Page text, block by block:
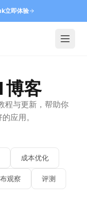
立即体验
客
程与更新，帮助你
应用。
成本优化
观察 评测